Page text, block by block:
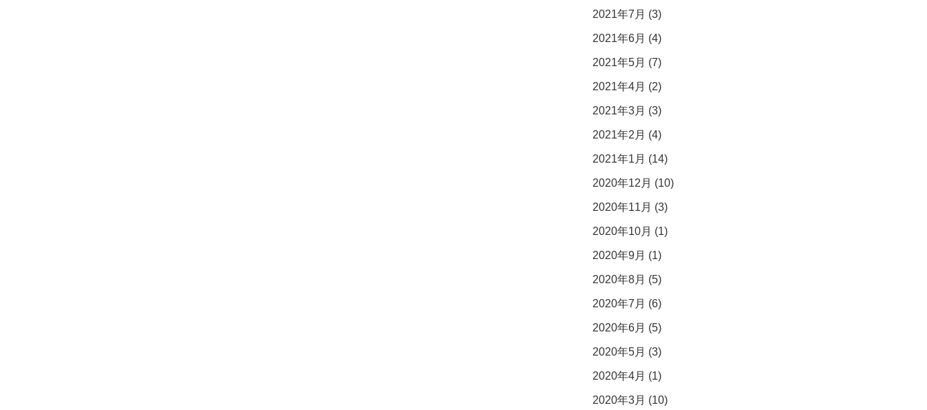
2021年7月 (3)
2021年6月 (4)
2021年5月 (7)
2021年4月 (2)
2021年3月 (3)
2021年2月 (4)
2021年1月 (14)
2020年12月 (10)
2020年11月 (3)
2020年10月 (1)
2020年9月 (1)
2020年8月 (5)
2020年7月 (6)
2020年6月 (5)
2020年5月 (3)
2020年4月 (1)
2020年3月 (10)